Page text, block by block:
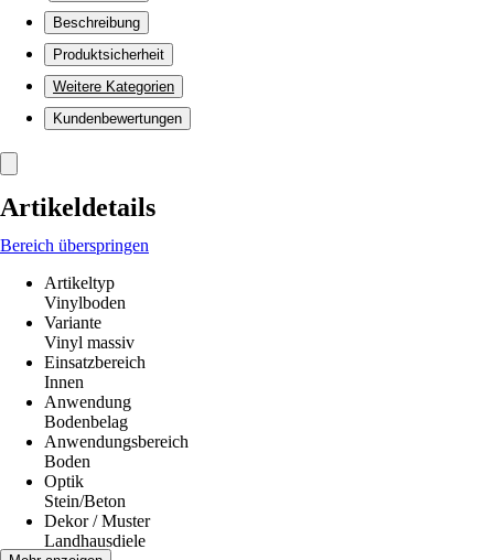
Beschreibung
Produktsicherheit
Weitere Kategorien
Kundenbewertungen
Artikeldetails
Bereich überspringen
Artikeltyp
Vinylboden
Variante
Vinyl massiv
Einsatzbereich
Innen
Anwendung
Bodenbelag
Anwendungsbereich
Boden
Optik
Stein/Beton
Dekor / Muster
Landhausdiele